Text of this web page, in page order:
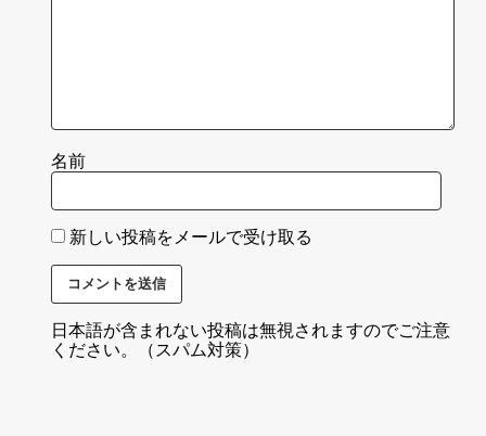
名前
新しい投稿をメールで受け取る
日本語が含まれない投稿は無視されますのでご注意
ください。（スパム対策）